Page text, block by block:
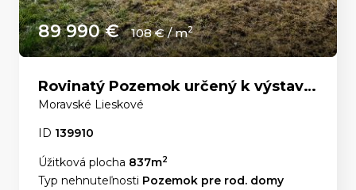
89 990 € 108 € / m2
Rovinatý Pozemok určený k výstavbe domu
Moravské Lieskové
ID 139910
Úžitková plocha 837m2
Typ nehnuteľnosti Pozemok pre rod. domy